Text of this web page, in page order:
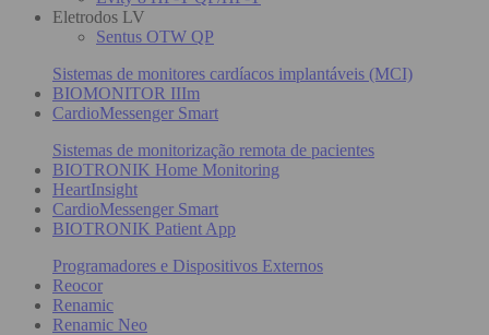
Eletrodos LV
Sentus OTW QP
Sistemas de monitores cardíacos implantáveis (MCI)
BIOMONITOR IIIm
CardioMessenger Smart
Sistemas de monitorização remota de pacientes
BIOTRONIK Home Monitoring
HeartInsight
CardioMessenger Smart
BIOTRONIK Patient App
Programadores e Dispositivos Externos
Reocor
Renamic
Renamic Neo